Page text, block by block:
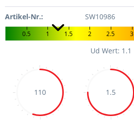
Artikel-Nr.: SW10986
0.5 1 1.5 2 2.5 3
Ud Wert: 1.1
110 1.5